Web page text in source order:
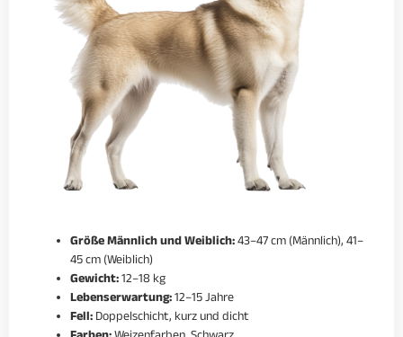
Größe Männlich und Weiblich:43–47 cm (Männlich), 41–
45 cm (Weiblich)
Gewicht:12–18 kg
Lebenserwartung:12–15 Jahre
Fell:Doppelschicht, kurz und dicht